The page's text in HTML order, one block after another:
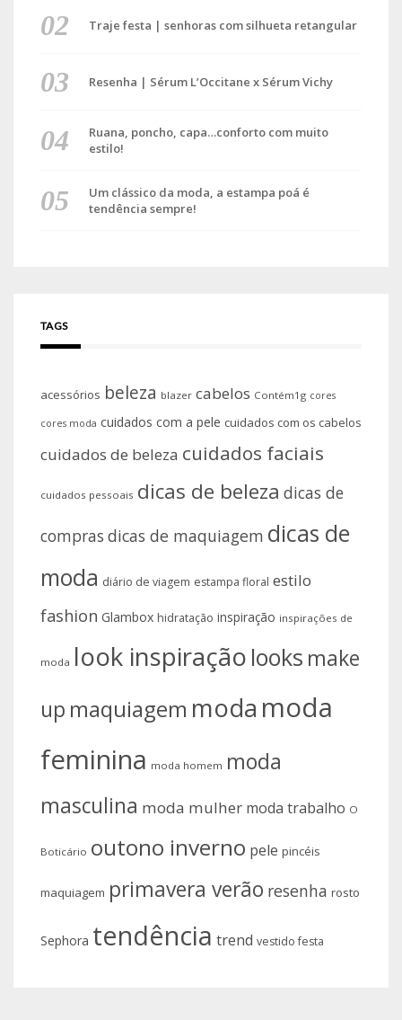
Traje festa | senhoras com silhueta retangular
Resenha | Sérum L’Occitane x Sérum Vichy
Ruana, poncho, capa…conforto com muito
estilo!
Um clássico da moda, a estampa poá é
tendência sempre!
TAGS
acessórios beleza blazer cabelos Contém1g cores
cores moda cuidados com a pele cuidados com os cabelos
cuidados de beleza cuidados faciais
cuidados pessoais dicas de beleza dicas de
compras dicas de maquiagem dicas de
moda diário de viagem estampa floral estilo
fashion Glambox hidratação inspiração inspirações de
moda look inspiração looks make
up maquiagem moda moda
feminina moda homem moda
masculina moda mulher moda trabalho O
Boticário outono inverno pele pincéis
maquiagem primavera verão resenha rosto
Sephora tendência trend vestido festa